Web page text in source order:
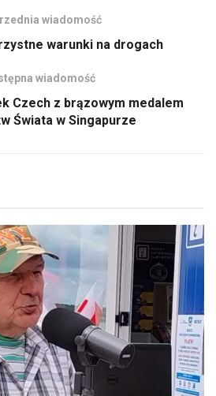
wiadomość
warunki na drogach
wiadomość
Czech z brązowym medalem
Świata w Singapurze